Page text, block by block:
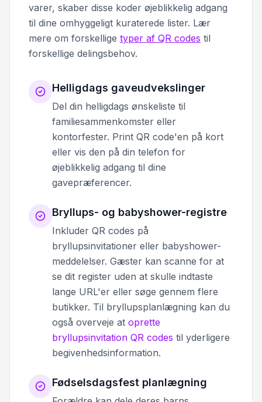
varer, skaber disse koder øjeblikkelig adgang
til dine omhyggeligt kuraterede lister. Lær
mere om forskellige typer af QR codes til
forskellige delingsbehov.
Helligdags gaveudvekslinger
Del din helligdags ønskeliste til
familiesammenkomster eller
kontorfester. Print QR code'en på kort
eller vis den på din telefon for
øjeblikkelig adgang til dine
gavepræferencer.
Bryllups- og babyshower-registre
Inkluder QR codes på
bryllupsinvitationer eller babyshower-
meddelelser. Gæster kan scanne for at
se dit register uden at skulle indtaste
lange URL'er eller søge gennem flere
butikker. Til bryllupsplanlægning kan du
også overveje at oprette
bryllupsinvitation QR codes til yderligere
begivenhedsinformation.
Fødselsdagsfest planlægning